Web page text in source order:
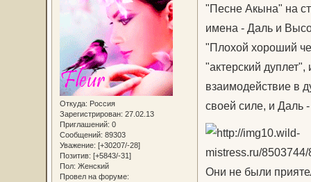
Откуда: Россия
Зарегистрирован: 27.02.13
Приглашений: 0
Сообщений: 89303
Уважение: [+30207/-28]
Позитив: [+5843/-31]
Пол: Женский
Провел на форуме:
"Песне Акына" на
имена - Даль и
"Плохой хороший
"актерский
взаимодействие в
своей силе, и Даль
Они не были